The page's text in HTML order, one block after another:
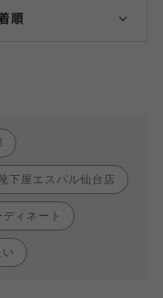
順
下屋エスパル仙台店
ディネート